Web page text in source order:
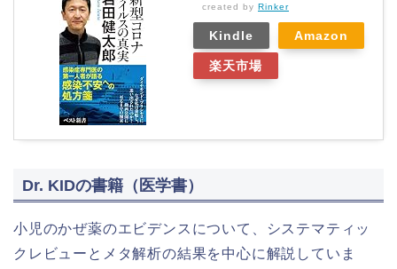
created by Rinker
Kindle Amazon
楽天市場
Dr. KIDの書籍（医学書）
小児のかぜ薬のエビデンスについて、システマティッ
クレビューとメタ解析の結果を中心に解説していま